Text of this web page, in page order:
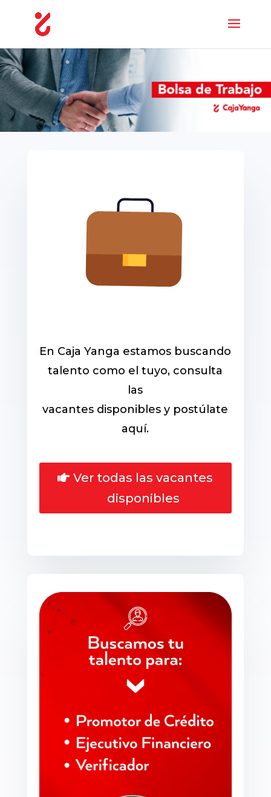
En Caja Yanga estamos buscando
talento como el tuyo, consulta
las
vacantes disponibles y postúlate
aquí.
Ver todas las vacantes
disponibles